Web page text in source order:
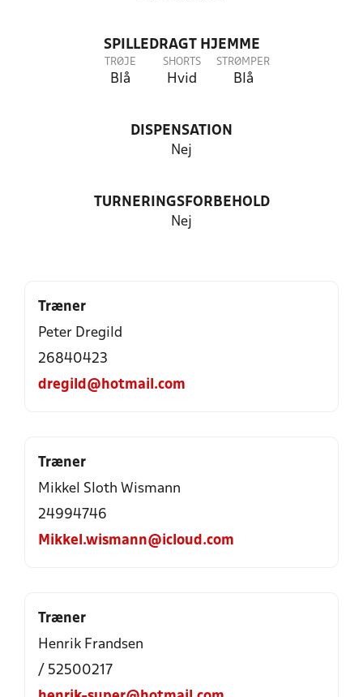
SPILLEDRAGT HJEMME
TRØJE
Blå
SHORTS
Hvid
STRØMPER
Blå
DISPENSATION
Nej
TURNERINGSFORBEHOLD
Nej
Træner
Peter Dregild
26840423
dregild@hotmail.com
Træner
Mikkel Sloth Wismann
24994746
Mikkel.wismann@icloud.com
Træner
Henrik Frandsen
/ 52500217